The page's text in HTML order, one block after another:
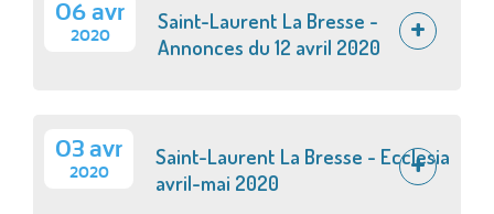
06 avr
2020
Saint-Laurent La Bresse -
Annonces du 12 avril 2020
03 avr
2020
Saint-Laurent La Bresse - Ecclesia
avril-mai 2020